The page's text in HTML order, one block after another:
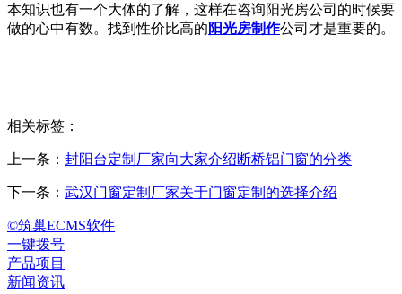
本知识也有一个大体的了解，这样在咨询阳光房公司的时候要
做的心中有数。找到性价比高的 阳光房制作公司才是重要的。
相关标签：
上一条： 封阳台定制厂家向大家介绍断桥铝门窗的分类
下一条： 武汉门窗定制厂家关于门窗定制的选择介绍
©筑巢ECMS软件
一键拨号
产品项目
新闻资讯